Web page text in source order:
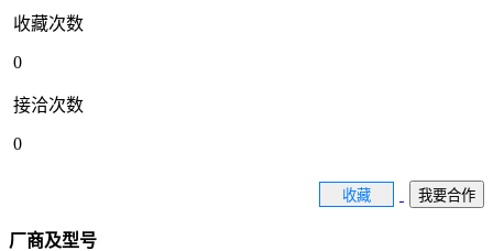
收藏次数
0
接洽次数
0
收藏 我要合作
厂商及型号